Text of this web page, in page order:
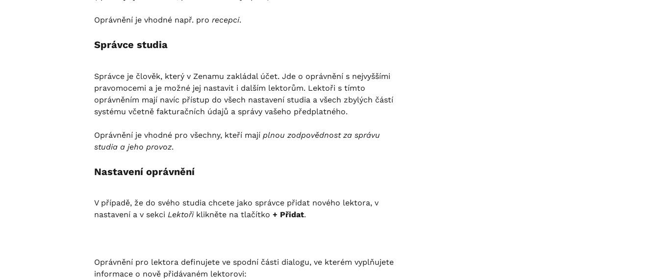
Oprávnění je vhodné např. pro recepci.
Správce studia
Správce je člověk, který v Zenamu zakládal účet. Jde o oprávnění s nejvyššími
pravomocemi a je možné jej nastavit i dalším lektorům. Lektoři s tímto
oprávněním mají navíc přístup do všech nastavení studia a všech zbylých částí
systému včetně fakturačních údajů a správy vašeho předplatného.
Oprávnění je vhodné pro všechny, kteří mají plnou zodpovědnost za správu
studia a jeho provoz.
Nastavení oprávnění
V případě, že do svého studia chcete jako správce přidat nového lektora, v
nastavení a v sekci Lektoři klikněte na tlačítko + Přidat.
Oprávnění pro lektora definujete ve spodní části dialogu, ve kterém vyplňujete
informace o nově přidávaném lektorovi: